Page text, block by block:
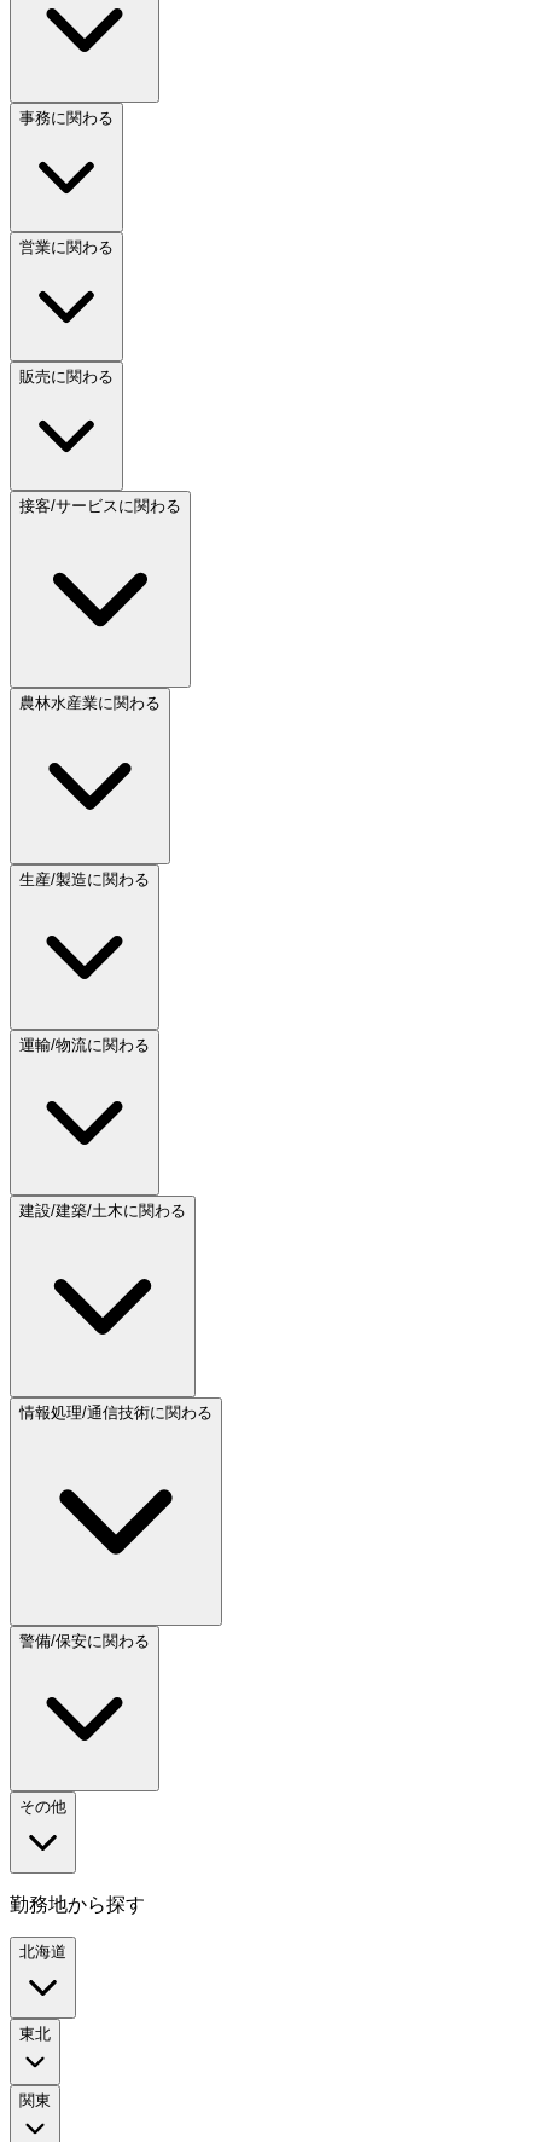
事務に関わる
営業に関わる
販売に関わる
接客/サービスに関わる
農林水産業に関わる
生産/製造に関わる
運輸/物流に関わる
建設/建築/土木に関わる
情報処理/通信技術に関わる
警備/保安に関わる
その他
勤務地から探す
北海道
東北
関東